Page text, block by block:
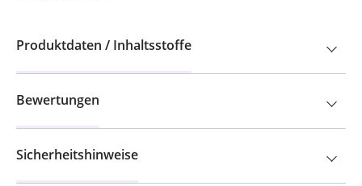
Produktdaten / Inhaltsstoffe
Bewertungen
Sicherheitshinweise